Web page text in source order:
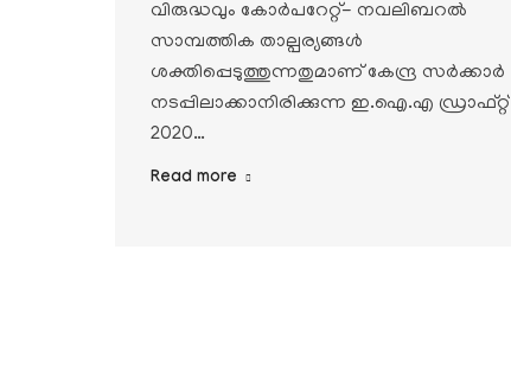
വിരുദ്ധവും കോര്‍പറേറ്റ്- നവലിബറല്‍
സാമ്പത്തിക താല്പര്യങ്ങള്‍
ശക്തിപ്പെടുത്തുന്നതുമാണ് കേന്ദ്ര സര്‍ക്കാര്‍
നടപ്പിലാക്കാനിരിക്കുന്ന ഇ.ഐ.എ ഡ്രാഫ്റ്റ്
2020…
Read more